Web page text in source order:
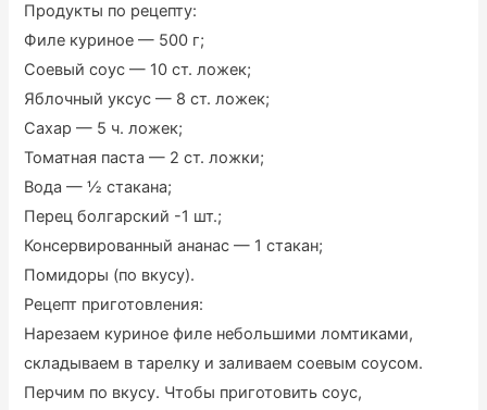
Продукты по рецепту:
Филе куриное — 500 г;
Соевый соус — 10 ст. ложек;
Яблочный уксус — 8 ст. ложек;
Сахар — 5 ч. ложек;
Томатная паста — 2 ст. ложки;
Вода — ½ стакана;
Перец болгарский -1 шт.;
Консервированный ананас — 1 стакан;
Помидоры (по вкусу).
Рецепт приготовления:
Нарезаем куриное филе небольшими ломтиками,
складываем в тарелку и заливаем соевым соусом.
Перчим по вкусу. Чтобы приготовить соус,